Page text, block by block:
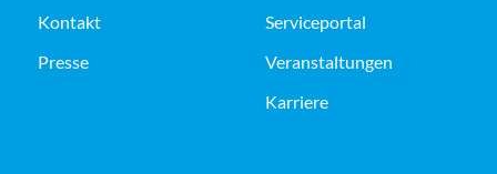
Kontakt
Presse
Serviceportal
Veranstaltungen
Karriere